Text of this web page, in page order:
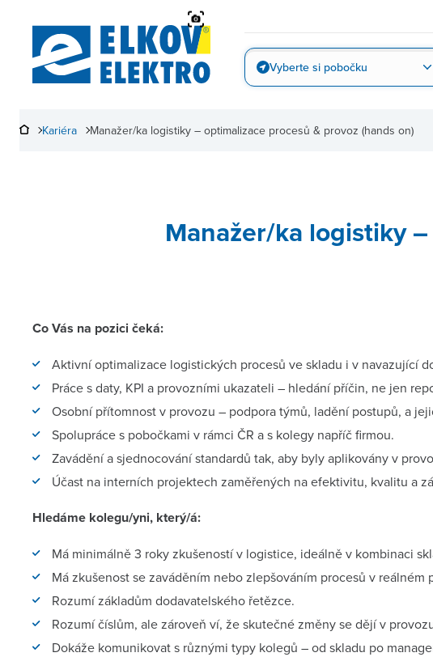
Vyberte si pobočku
Manažer/ka logistiky – optimalizace procesů & provoz (hands on)
Kariéra
Manažer/ka logistiky
Co Vás na pozici čeká:
Aktivní optimalizace logistických procesů ve skladu i v navazující
Práce s daty, KPI a provozními ukazateli – hledání příčin, ne jen
Osobní přítomnost v provozu – podpora týmů, ladění postupů, a
Spolupráce s pobočkami v rámci ČR a s kolegy napříč firmou.
Zavádění a sjednocování standardů tak, aby byly aplikovány v
Účast na interních projektech zaměřených na efektivitu, kvalitu a
Hledáme kolegu/yni, který/á:
Má minimálně 3 roky zkušeností v logistice, ideálně v kombinaci
Má zkušenost se zaváděním nebo zlepšováním procesů v reálném
Rozumí základům dodavatelského řetězce.
Rozumí číslům, ale zároveň ví, že skutečné změny se dějí v
Dokáže komunikovat s různými typy kolegů – od skladu po